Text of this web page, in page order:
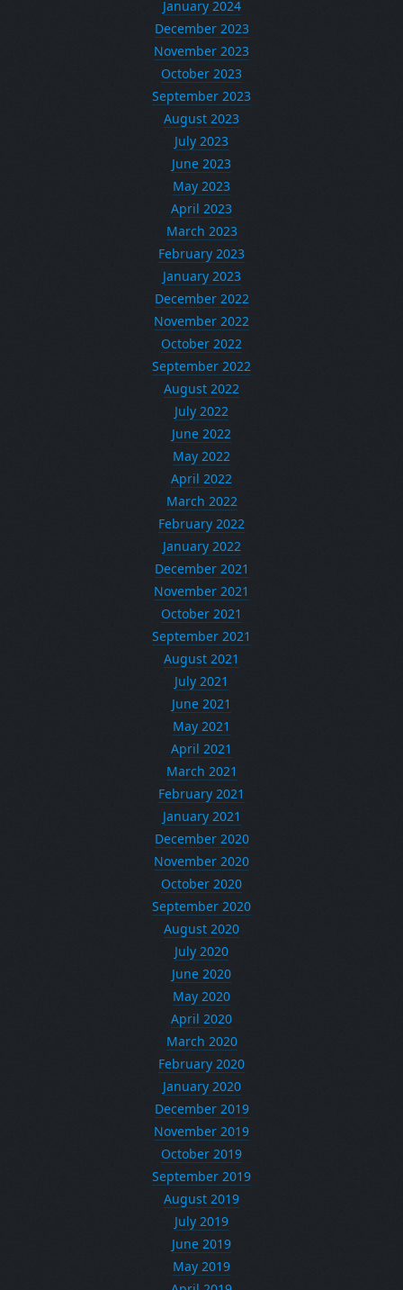
January 2024
December 2023
November 2023
October 2023
September 2023
August 2023
July 2023
June 2023
May 2023
April 2023
March 2023
February 2023
January 2023
December 2022
November 2022
October 2022
September 2022
August 2022
July 2022
June 2022
May 2022
April 2022
March 2022
February 2022
January 2022
December 2021
November 2021
October 2021
September 2021
August 2021
July 2021
June 2021
May 2021
April 2021
March 2021
February 2021
January 2021
December 2020
November 2020
October 2020
September 2020
August 2020
July 2020
June 2020
May 2020
April 2020
March 2020
February 2020
January 2020
December 2019
November 2019
October 2019
September 2019
August 2019
July 2019
June 2019
May 2019